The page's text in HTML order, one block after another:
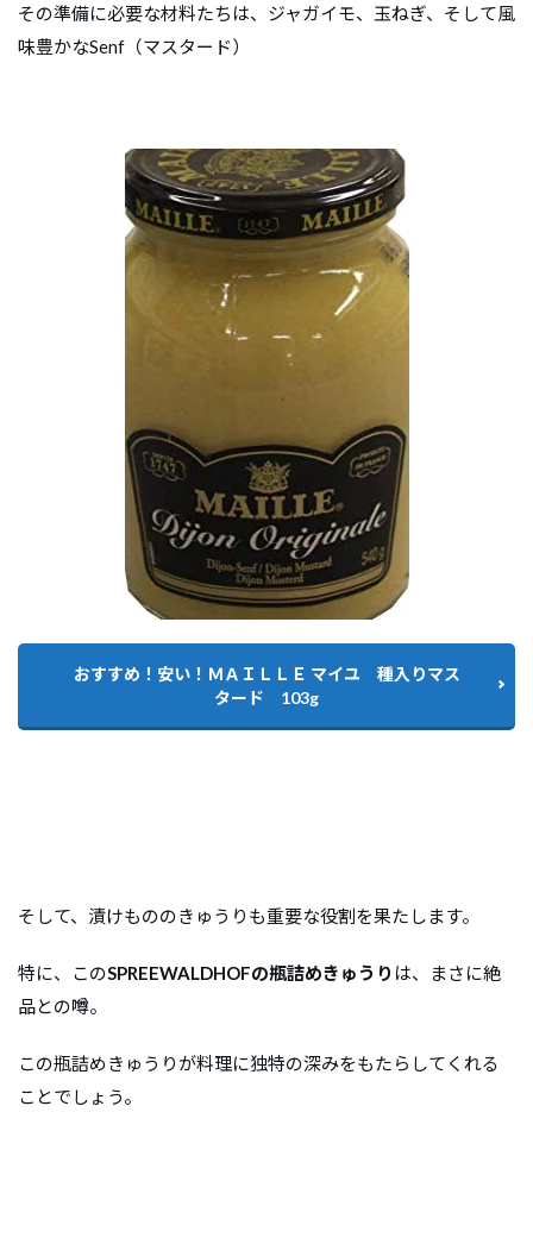
その準備に必要な材料たちは、ジャガイモ、玉ねぎ、そして風
味豊かなSenf（マスタード）
おすすめ！安い！ＭＡＩＬＬＥ マイユ 種入りマス
タード 103g
そして、漬けもののきゅうりも重要な役割を果たします。
特に、このSPREEWALDHOFの瓶詰めきゅうり は、まさに絶
品との噂。
この瓶詰めきゅうりが料理に独特の深みをもたらしてくれる
ことでしょう。